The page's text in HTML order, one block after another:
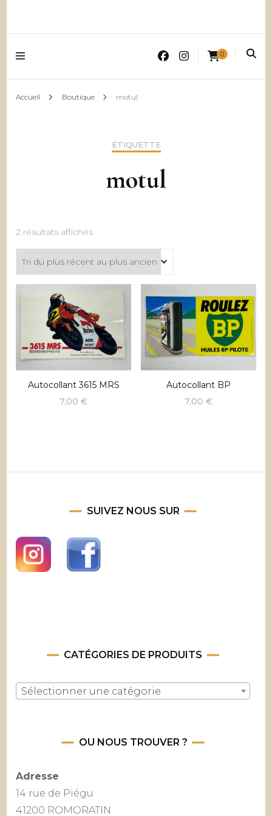
0
Accueil Boutique motul
ÉTIQUETTE
motul
2 résultats affichésTrié
plus
récent
ancien
Autocollant 3615 MRS
7,00€
Autocollant BP
7,00 €
SUIVEZ NOUS SUR
CATÉGORIES DE PRODUITS
Sélectionner une catégorie
OU NOUS TROUVER ?
Adresse
14 rue de Piégu
41200 ROMORATIN